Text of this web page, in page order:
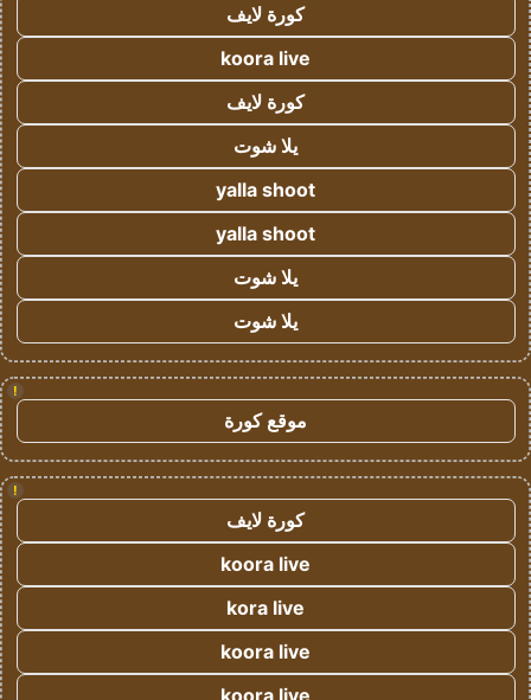
كورة لايف
koora live
كورة لايف
يلا شوت
yalla shoot
yalla shoot
يلا شوت
يلا شوت
!
موقع كورة
!
كورة لايف
koora live
kora live
koora live
koora live